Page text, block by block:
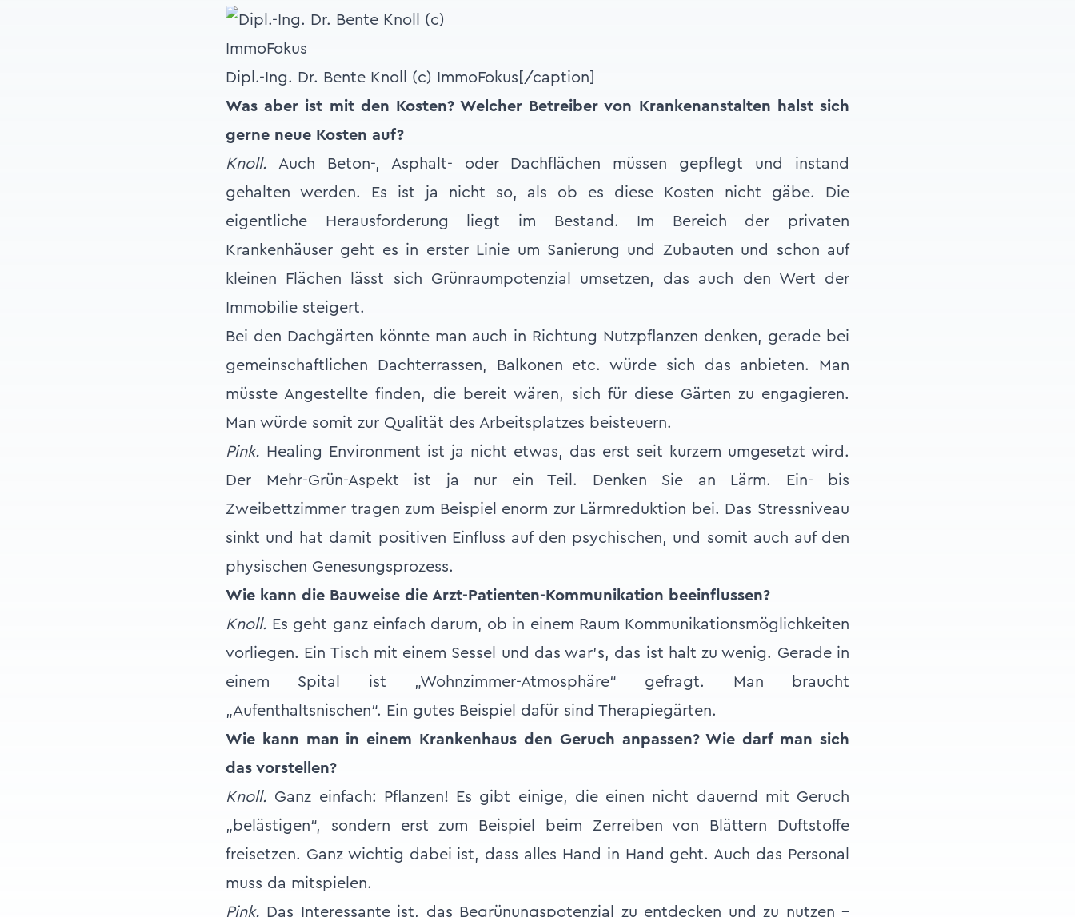
Dipl.-Ing. Dr. Bente Knoll (c) ImmoFokus[/caption]
Was aber ist mit den Kosten? Welcher Betreiber von Krankenanstalten halst sich
gerne neue Kosten auf?
Knoll. Auch Beton-, Asphalt- oder Dachflächen müssen gepflegt und instand
gehalten werden. Es ist ja nicht so, als ob es diese Kosten nicht gäbe. Die
eigentliche Herausforderung liegt im Bestand. Im Bereich der privaten
Krankenhäuser geht es in erster Linie um Sanierung und Zubauten und schon auf
kleinen Flächen lässt sich Grünraumpotenzial umsetzen, das auch den Wert der
Immobilie steigert.
Bei den Dachgärten könnte man auch in Richtung Nutzpflanzen denken, gerade bei
gemeinschaftlichen Dachterrassen, Balkonen etc. würde sich das anbieten. Man
müsste Angestellte finden, die bereit wären, sich für diese Gärten zu engagieren.
Man würde somit zur Qualität des Arbeitsplatzes beisteuern.
Pink. Healing Environment ist ja nicht etwas, das erst seit kurzem umgesetzt wird.
Der Mehr-Grün-Aspekt ist ja nur ein Teil. Denken Sie an Lärm. Ein- bis
Zweibettzimmer tragen zum Beispiel enorm zur Lärmreduktion bei. Das Stressniveau
sinkt und hat damit positiven Einfluss auf den psychischen, und somit auch auf den
physischen Genesungsprozess.
Wie kann die Bauweise die Arzt-Patienten-Kommunikation beeinflussen?
Knoll. Es geht ganz einfach darum, ob in einem Raum Kommunikationsmöglichkeiten
vorliegen. Ein Tisch mit einem Sessel und das war’s, das ist halt zu wenig. Gerade in
einem Spital ist „Wohnzimmer-Atmosphäre“ gefragt. Man braucht
„Aufenthaltsnischen“. Ein gutes Beispiel dafür sind Therapiegärten.
Wie kann man in einem Krankenhaus den Geruch anpassen? Wie darf man sich
das vorstellen?
Knoll. Ganz einfach: Pflanzen! Es gibt einige, die einen nicht dauernd mit Geruch
„belästigen“, sondern erst zum Beispiel beim Zerreiben von Blättern Duftstoffe
freisetzen. Ganz wichtig dabei ist, dass alles Hand in Hand geht. Auch das Personal
muss da mitspielen.
Pink. Das Interessante ist, das Begrünungspotenzial zu entdecken und zu nutzen –